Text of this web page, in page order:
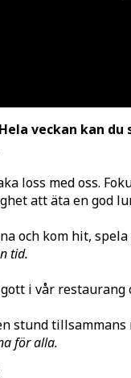
veckan kan
loss med oss.
att äta en god
och kom hit,
tid.
i vår
stund
för alla.